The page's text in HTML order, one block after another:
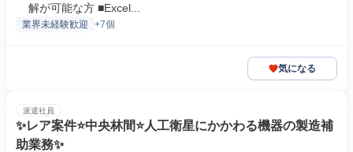
解が可能な方 ■Excel...
業界未経験歓迎 +7個
気になる
派遣社員
✨レア案件⭐中央林間⭐人工衛星にかかわる機器の製造補
助業務✨